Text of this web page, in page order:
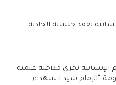
يعقد جلسته الحادية
الإنسانية يجري مداخلة علمية
“الإمام سيد الشهداء…